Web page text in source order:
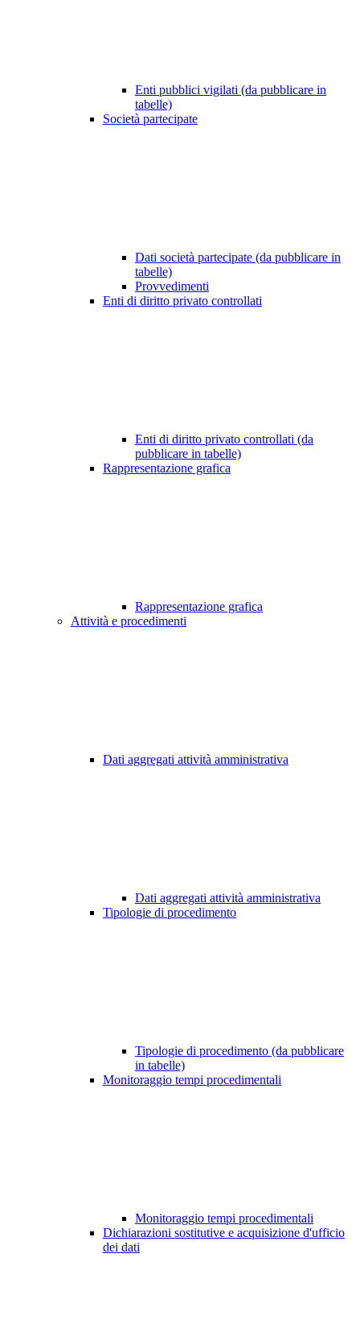
Enti pubblici vigilati (da pubblicare in
tabelle)
Società partecipate
Dati società partecipate (da pubblicare in
tabelle)
Provvedimenti
Enti di diritto privato controllati
Enti di diritto privato controllati (da
pubblicare in tabelle)
Rappresentazione grafica
Rappresentazione grafica
Attività e procedimenti
Dati aggregati attività amministrativa
Dati aggregati attività amministrativa
Tipologie di procedimento
Tipologie di procedimento (da pubblicare
in tabelle)
Monitoraggio tempi procedimentali
Monitoraggio tempi procedimentali
Dichiarazioni sostitutive e acquisizione d'ufficio
dei dati